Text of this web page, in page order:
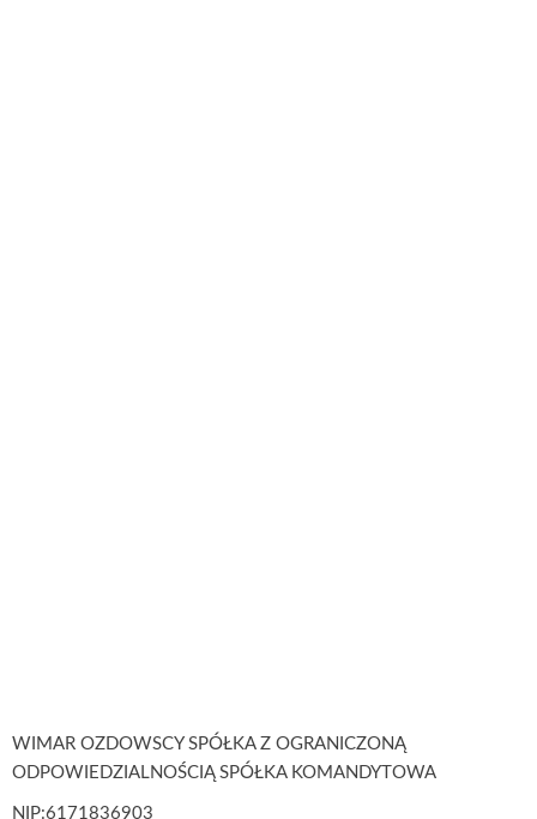
WIMAR OZDOWSCY SPÓŁKA Z OGRANICZONĄ
ODPOWIEDZIALNOŚCIĄ SPÓŁKA KOMANDYTOWA
NIP:6171836903